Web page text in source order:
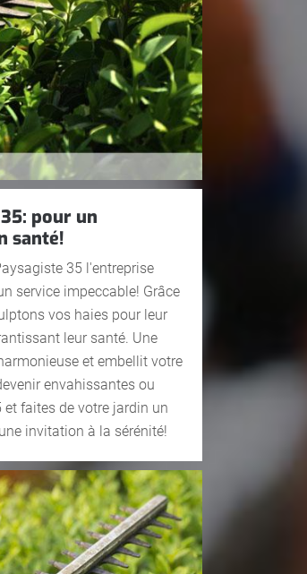
pour un
santé!
35 l'entreprise
service impeccable! Grâce
vos haies pour leur
leur santé. Une
et embellit votre
envahissantes ou
et faites de votre jardin un
invitation à la sérénité!